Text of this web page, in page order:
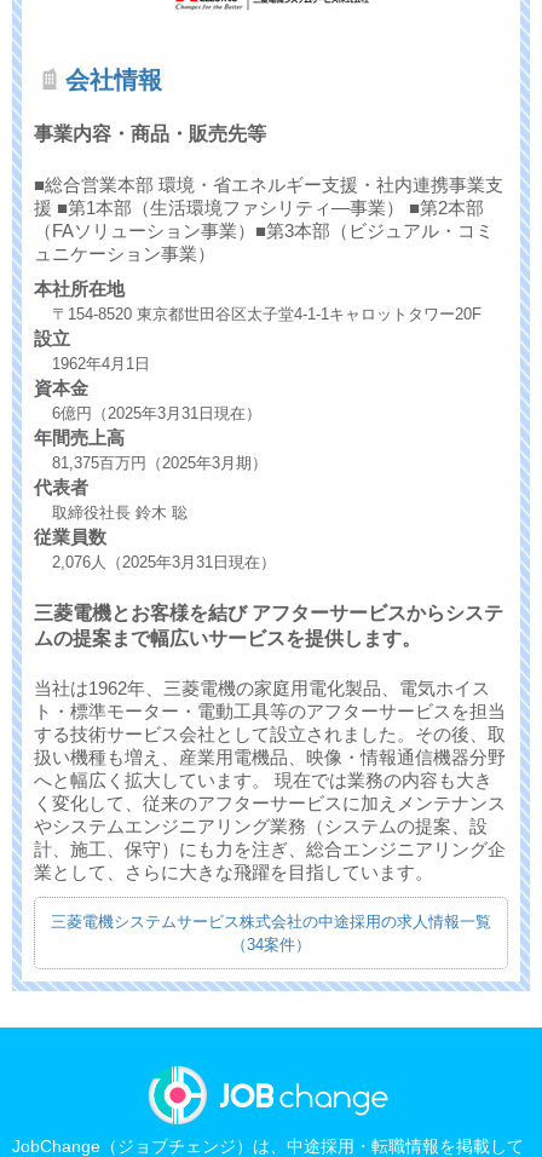
会社情報
事業内容・商品・販売先等
■総合営業本部 環境・省エネルギー支援・社内連携事業支
援 ■第1本部（生活環境ファシリティ―事業） ■第2本部
（FAソリューション事業）■第3本部（ビジュアル・コミ
ュニケーション事業）
本社所在地
〒154-8520 東京都世田谷区太子堂4-1-1キャロットタワー20F
設立
1962年4月1日
資本金
6億円（2025年3月31日現在）
年間売上高
81,375百万円（2025年3月期）
代表者
取締役社長 鈴木 聡
従業員数
2,076人（2025年3月31日現在）
三菱電機とお客様を結び アフターサービスからシステ
ムの提案まで幅広いサービスを提供します。
当社は1962年、三菱電機の家庭用電化製品、電気ホイス
ト・標準モーター・電動工具等のアフターサービスを担当
する技術サービス会社として設立されました。その後、取
扱い機種も増え、産業用電機品、映像・情報通信機器分野
へと幅広く拡大しています。 現在では業務の内容も大き
く変化して、従来のアフターサービスに加えメンテナンス
やシステムエンジニアリング業務（システムの提案、設
計、施工、保守）にも力を注ぎ、総合エンジニアリング企
業として、さらに大きな飛躍を目指しています。
三菱電機システムサービス株式会社の中途採用の求人情報一覧
（34案件）
JobChange（ジョブチェンジ）は、中途採用・転職情報を掲載して